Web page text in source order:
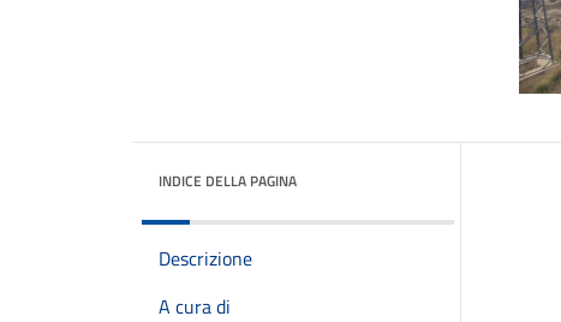
INDICE DELLA PAGINA
Descrizione
A cura di